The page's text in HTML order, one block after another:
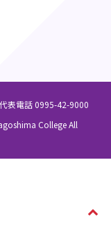
表電話 0995-42-9000
College All